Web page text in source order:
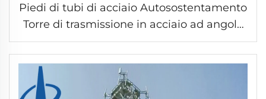
Piedi di tubi di acciaio Autosostentamento
Torre di trasmissione in acciaio ad angolo
galvanizzato pilastro di rete ad alta
tensione